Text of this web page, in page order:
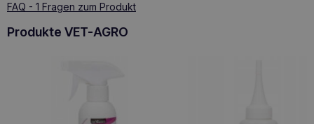
FAQ - 1 Fragen zum Produkt
Produkte VET-AGRO